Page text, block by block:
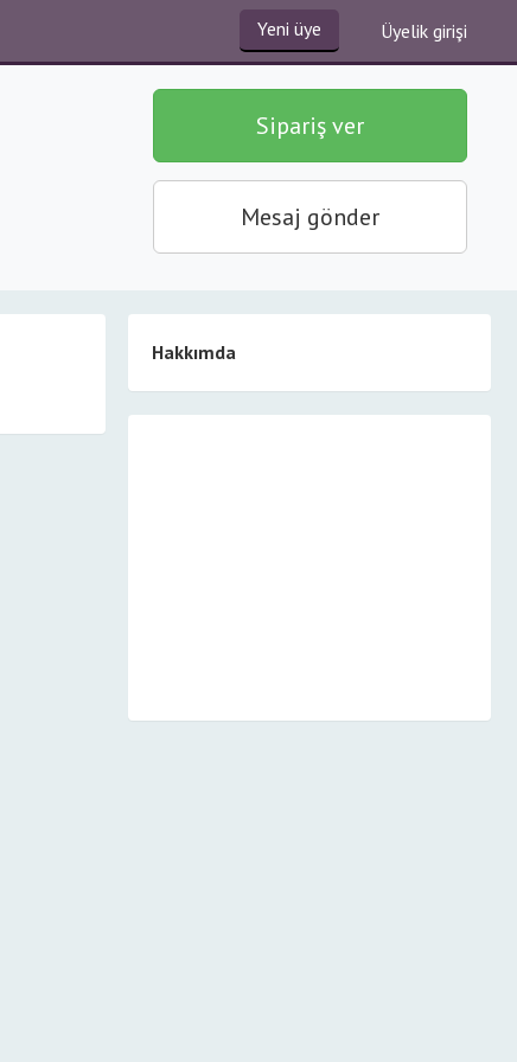
Yeni üye Üyelik girişi
Sipariş ver
Mesaj gönder
Hakkımda